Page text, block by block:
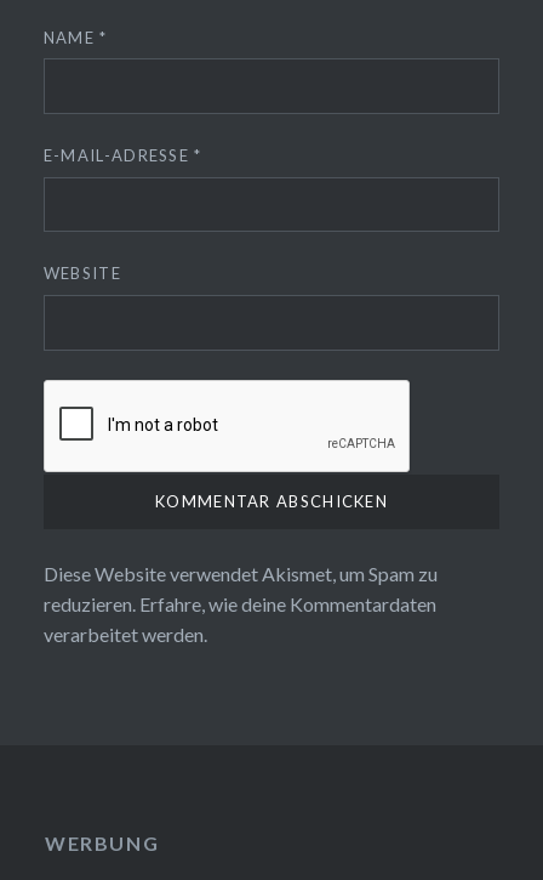
NAME*
E-MAIL-ADRESSE*
WEBSITE
Diese Website verwendet Akismet, um Spam zu
reduzieren. Erfahre, wie deine Kommentardaten
verarbeitet werden.
WERBUNG